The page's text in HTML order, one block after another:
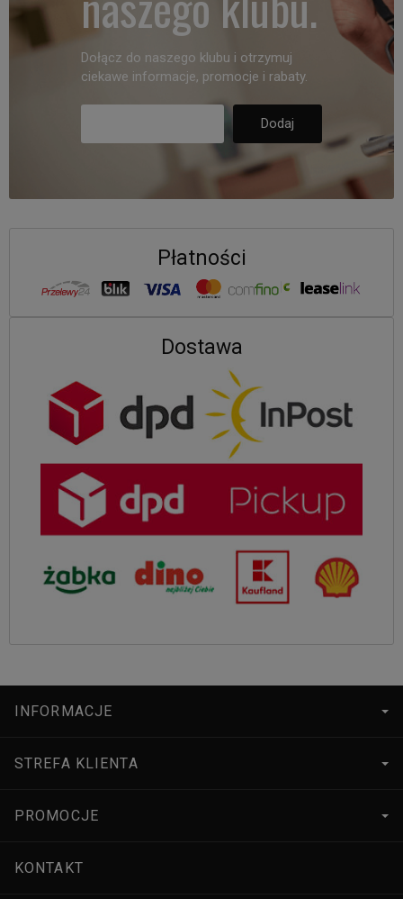
Dołącz do naszego klubu i otrzymuj
ciekawe informacje, promocje i rabaty.
Płatności
Dostawa
INFORMACJE
STREFA KLIENTA
PROMOCJE
KONTAKT